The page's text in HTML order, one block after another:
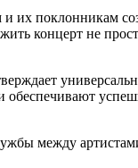
их поклонникам
концерт не
обеспечивают
между